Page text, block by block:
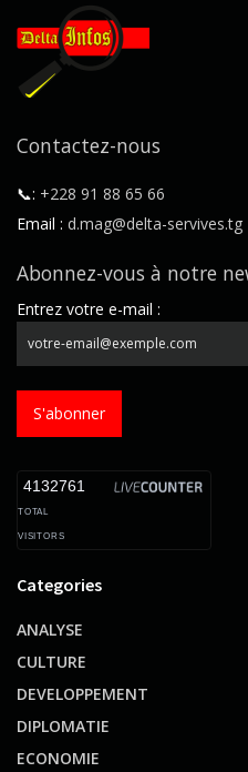
Contactez-nous
📞: +228 91 88 65 66
Email : d.mag@delta-servives.tg
Abonnez-vous à notre
Entrez votre e-mail :
S'abonner
4132761
TOTAL
VISITORS
Categories
ANALYSE
CULTURE
DEVELOPPEMENT
DIPLOMATIE
ECONOMIE